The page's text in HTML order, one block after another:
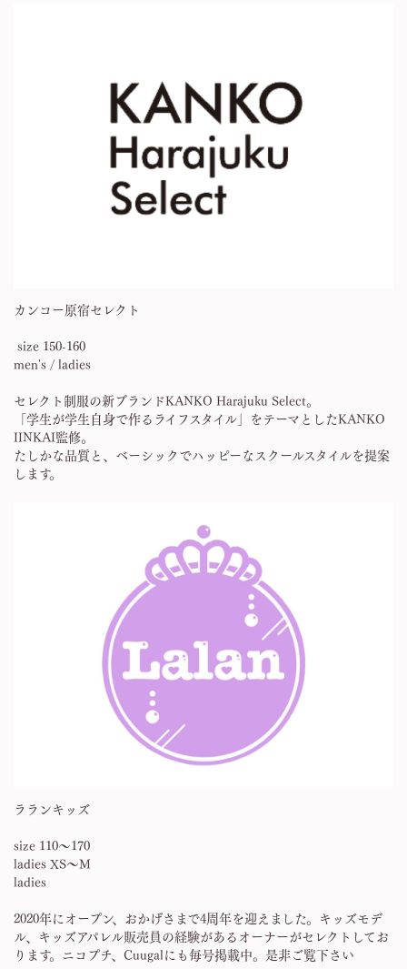
カンコー原宿セレクト
size 150-160
men's / ladies
セレクト制服の新ブランドKANKO Harajuku Select。
「学生が学生自身で作るライフスタイル」をテーマとしたKANKO
IINKAI監修。
たしかな品質と、ベーシックでハッピーなスクールスタイルを提案
します。
ラランキッズ
size 110〜170
ladies XS〜M
ladies
2020年にオープン、おかげさまで4周年を迎えました。キッズモデ
ル、キッズアパレル販売員の経験があるオーナーがセレクトしてお
ります。ニコプチ、Cuugalにも毎号掲載中。是非ご覧下さい